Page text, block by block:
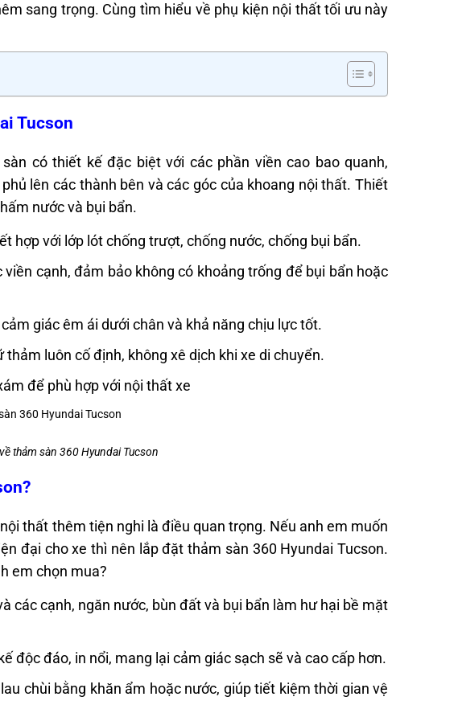
sang trọng. Cùng tìm hiểu về phụ kiện nội thất tối ưu này
Tucson
có thiết kế đặc biệt với các phần viền cao bao quanh,
lên các thành bên và các góc của khoang nội thất. Thiết
nước và bụi bẩn.
hợp với lớp lót chống trượt, chống nước, chống bụi bẩn.
cạnh, đảm bảo không có khoảng trống để bụi bẩn hoặc
giác êm ái dưới chân và khả năng chịu lực tốt.
luôn cố định, không xê dịch khi xe di chuyển.
để phù hợp với nội thất xe
thảm sàn 360 Hyundai Tucson
thất thêm tiện nghi là điều quan trọng. Nếu anh em muốn
đại cho xe thì nên lắp đặt thảm sàn 360 Hyundai Tucson.
em chọn mua?
các cạnh, ngăn nước, bùn đất và bụi bẩn làm hư hại bề mặt
độc đáo, in nổi, mang lại cảm giác sạch sẽ và cao cấp hơn.
chùi bằng khăn ẩm hoặc nước, giúp tiết kiệm thời gian vệ